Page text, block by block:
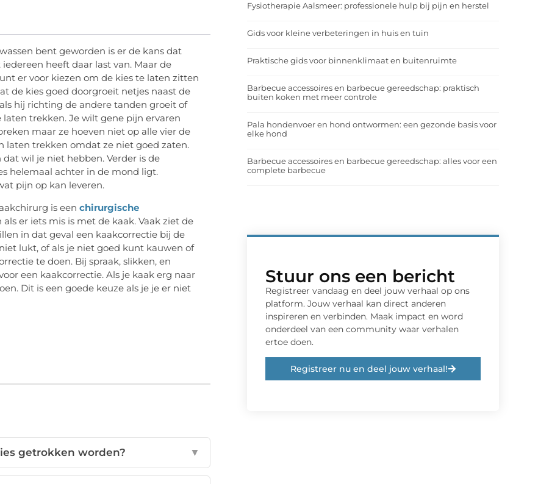
bent geworden is er de kans dat
heeft daar last van. Maar de
er voor kiezen om de kies te laten zitten
de kies goed doorgroeit netjes naast de
hij richting de andere tanden groeit of
trekken. Je wilt gene pijn ervaren
maar ze hoeven niet op alle vier de
laten trekken omdat ze niet goed zaten.
wil je niet hebben. Verder is de
helemaal achter in de mond ligt.
pijn op kan leveren.
is een chirurgische
er iets mis is met de kaak. Vaak ziet de
in dat geval een kaakcorrectie bij de
lukt, of als je niet goed kunt kauwen of
te doen. Bij spraak, slikken, en
een kaakcorrectie. Als je kaak erg naar
Dit is een goede keuze als je je er niet
getrokken worden? ▼
Fysiotherapie Aalsmeer: professionele hulp bij pijn en herstel
Gids voor kleine verbeteringen in huis en tuin
Praktische gids voor binnenklimaat en buitenruimte
Barbecue accessoires en barbecue gereedschap: praktisch
buiten koken met meer controle
Pala hondenvoer en hond ontwormen: een gezonde basis voor
elke hond
Barbecue accessoires en barbecue gereedschap: alles voor een
complete barbecue
Stuur ons een bericht
Registreer vandaag en deel jouw verhaal op ons
platform. Jouw verhaal kan direct anderen
inspireren en verbinden. Maak impact en word
onderdeel van een community waar verhalen
ertoe doen.
Registreer nu en deel jouw verhaal!